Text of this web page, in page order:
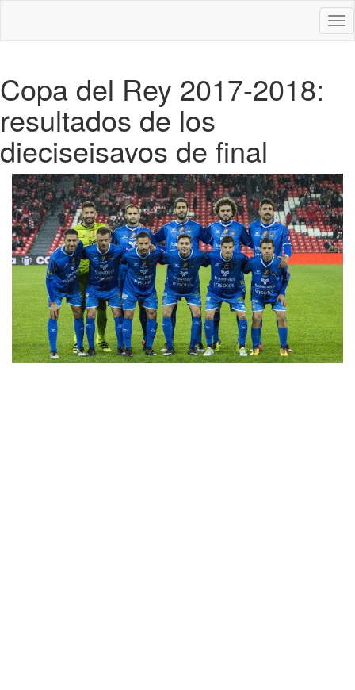
Copa del Rey 2017-2018:
resultados de los
dieciseisavos de final